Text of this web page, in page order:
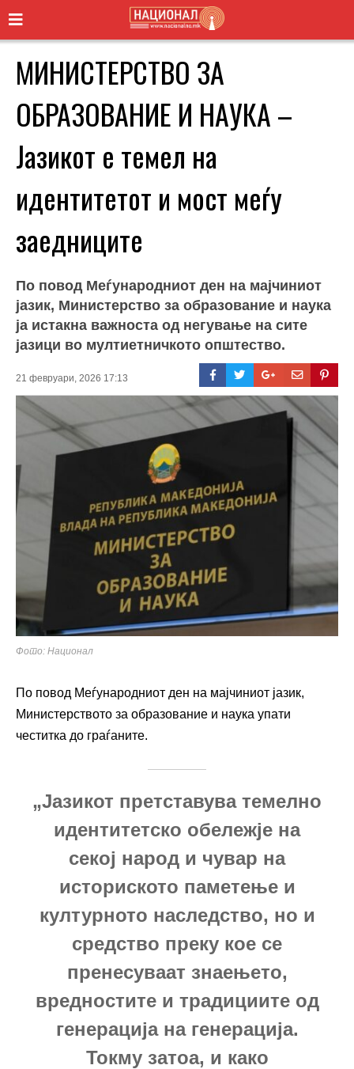
МИНИСТЕРСТВО ЗА
ОБРАЗОВАНИЕ И НАУКА –
Јазикот е темел на
идентитетот и мост меѓу
заедниците
По повод Меѓународниот ден на мајчиниот
јазик, Министерство за образование и наука
ја истакна важноста од негување на сите
јазици во мултиетничкото општество.
21 февруари, 2026 17:13
Фото: Национал
По повод Меѓународниот ден на мајчиниот јазик,
Министерството за образование и наука упати
честитка до граѓаните.
„Јазикот претставува темелно
идентитетско обележје на
секој народ и чувар на
историското паметење и
културното наследство, но и
средство преку кое се
пренесуваат знаењето,
вредностите и традициите од
генерација на генерација.
Токму затоа, и како